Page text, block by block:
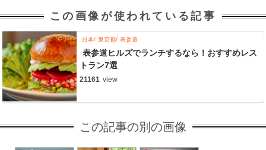
この画像が使われている記事
日本 東京都 表参道
表参道ヒルズでランチするなら！おすすめレス
トラン7選
21161 view
この記事の別の画像